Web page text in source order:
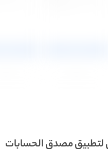
لتطبيق مصدق الحسابات